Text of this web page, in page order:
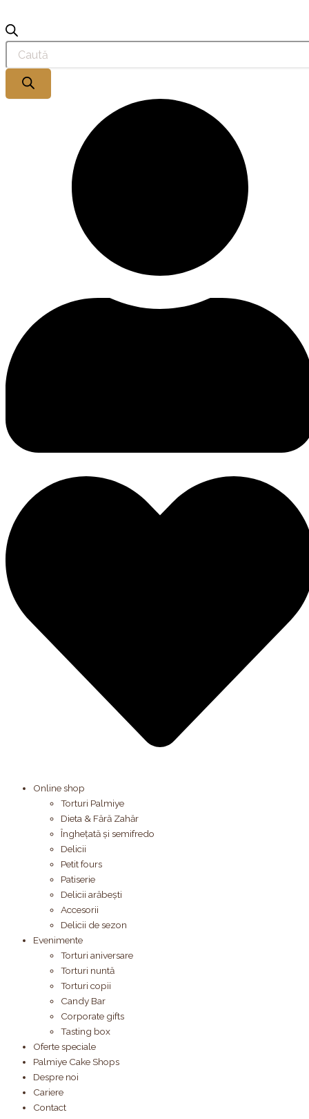
Online shop
Torturi Palmiye
Dieta & Fără Zahăr
Înghețată și semifredo
Delicii
Petit fours
Patiserie
Delicii arăbești
Accesorii
Delicii de sezon
Evenimente
Torturi aniversare
Torturi nuntă
Torturi copii
Candy Bar
Corporate gifts
Tasting box
Oferte speciale
Palmiye Cake Shops
Despre noi
Cariere
Contact